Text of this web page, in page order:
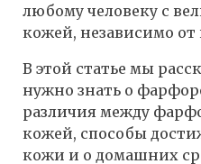
любому человеку с
кожей, независимо от
В этой статье мы
нужно знать о
различия между
кожей, способы
кожи и о домашних